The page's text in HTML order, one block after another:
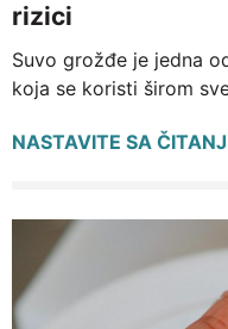
rizici
Suvo grožđe je jedna
koja se koristi širom
NASTAVITE SA